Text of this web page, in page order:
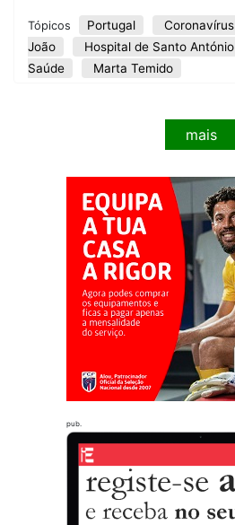
Tópicos Portugal Coronavírus
João
Hospital de Santo António
Saúde
Marta Temido
mais
pub.